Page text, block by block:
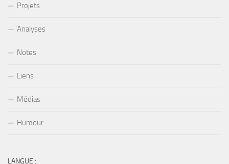
Projets
Analyses
Notes
Liens
Médias
Humour
LANGUE :